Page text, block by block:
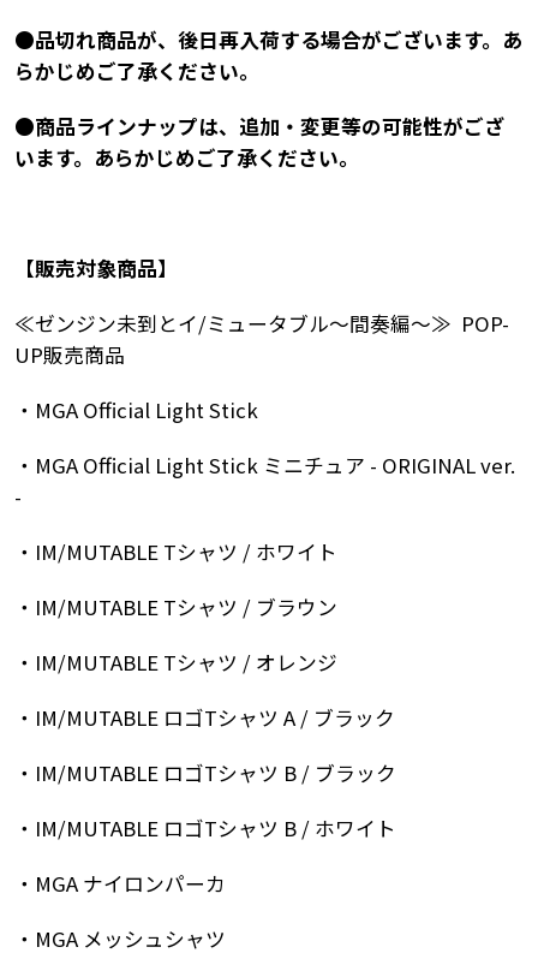
●品切れ商品が、後日再入荷する場合がございます。あ
らかじめご了承ください。
●商品ラインナップは、追加・変更等の可能性がござ
います。あらかじめご了承ください。
【販売対象商品】
≪ゼンジン未到とイ/ミュータブル～間奏編～≫ POP-
UP販売商品
・MGA Official Light Stick
・MGA Official Light Stick ミニチュア - ORIGINAL ver.
-
・IM/MUTABLE Tシャツ / ホワイト
・IM/MUTABLE Tシャツ / ブラウン
・IM/MUTABLE Tシャツ / オレンジ
・IM/MUTABLE ロゴTシャツ A / ブラック
・IM/MUTABLE ロゴTシャツ B / ブラック
・IM/MUTABLE ロゴTシャツ B / ホワイト
・MGA ナイロンパーカ
・MGA メッシュシャツ